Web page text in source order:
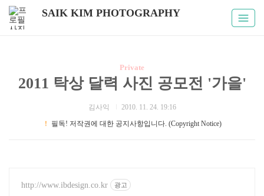
SAIK KIM PHOTOGRAPHY
Private
2011 탁상 달력 사진 공모전 '가을'
김사익
2010. 11. 24. 19:16
！
필독! 저작권에 대한 공지사항입니다. (Copyright Notice)
http://www.ibdesign.co.kr 광고